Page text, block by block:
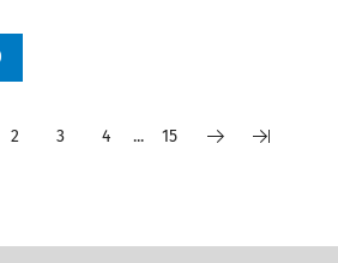
2 3 4 ... 15